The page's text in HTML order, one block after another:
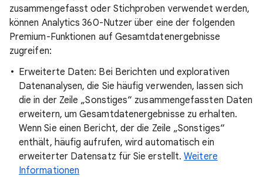
zusammengefasst oder Stichproben verwendet werden,
können Analytics 360-Nutzer über eine der folgenden
Premium-Funktionen auf Gesamtdatenergebnisse
zugreifen:
Erweiterte Daten: Bei Berichten und explorativen
Datenanalysen, die Sie häufig verwenden, lassen sich
die in der Zeile „Sonstiges“ zusammengefassten Daten
erweitern, um Gesamtdatenergebnisse zu erhalten.
Wenn Sie einen Bericht, der die Zeile „Sonstiges“
enthält, häufig aufrufen, wird automatisch ein
erweiterter Datensatz für Sie erstellt.Weitere
Informationen